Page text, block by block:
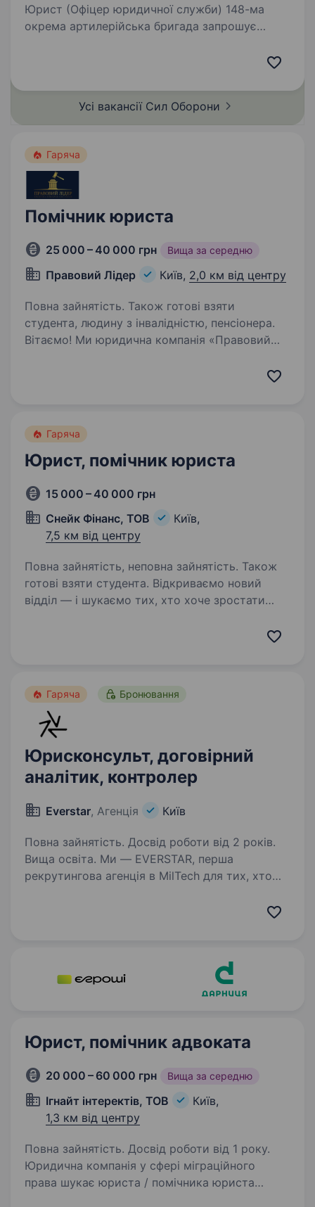
Юрист (Офіцер юридичної служби) 148-ма
окрема артилерійська бригада запрошує
юридичної служби військової частини, який
відповідальному…
Усі вакансії Сил Оборони
Гаряча
Помічник юриста
25 000 – 40 000 грн Вища за середню
Правовий Лідер Київ, 2,0 км від центру
Повна зайнятість. Також готові взяти
студента, людину з інвалідністю, пенсіонера.
Вітаємо! Ми юридична компанія «Правовий
нам потрібні Ваші знання, вміння та навички!
Гаряча
Юрист, помічник юриста
15 000 – 40 000 грн
Снейк Фінанс, ТОВ
Київ,
7,5 км від центру
Повна зайнятість, неповна зайнятість. Також
готові взяти студента. Відкриваємо новий
відділ — і шукаємо тих, хто хоче зростати
розширюватись! ТОВ «СНЕЙК ФІНАНС» шукає
Гаряча Бронювання
Юрисконсульт, договірний
аналітик, контролер
Everstar, Агенція Київ
Повна зайнятість. Досвід роботи від 2 років.
Вища освіта. Ми — EVERSTAR, перша
рекрутингова агенція в MilTech для тих, хто
Юрист, помічник адвоката
20 000 – 60 000 грн Вища за середню
Ігнайт інтеректів, ТОВ
Київ,
1,3 км від центру
Повна зайнятість. Досвід роботи від 1 року.
Юридична компанія у сфері міграційного
права шукає юриста / помічника юриста